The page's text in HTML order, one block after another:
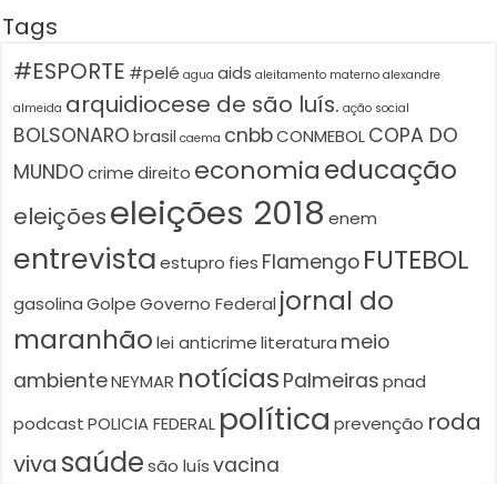
Tags
#ESPORTE #pelé agua aids aleitamento materno alexandre
almeida arquidiocese de são luís. ação social
BOLSONARO brasil caema cnbbCONMEBOLCOPA DO
MUNDO crime direito economiaeducação
eleiçõeseleições 2018 enem
entrevista estupro fies Flamengo FUTEBOL
gasolina Golpe Governo Federal jornal do
maranhão lei anticrime literatura meio
ambienteNEYMAR notícias Palmeiras pnad
podcast POLICIA FEDERAL política prevenção roda
viva saúde são luís vacina